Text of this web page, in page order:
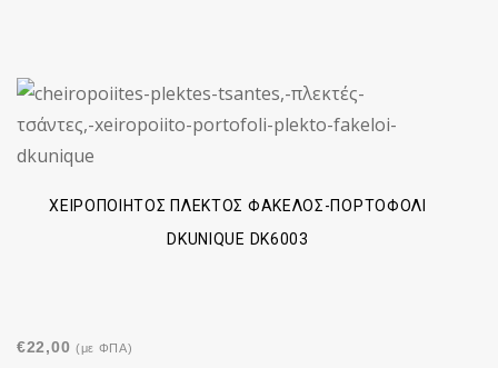
ΧΕΙΡΟΠΟΊΗΤΟΣ ΠΛΕΚΤΌΣ ΦΆΚΕΛΟΣ-ΠΟΡΤΟΦΌΛΙ
DKUNIQUE DK6003
€22,00 (με ΦΠΑ)